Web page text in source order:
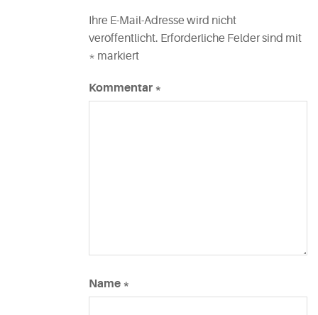
Ihre E-Mail-Adresse wird nicht
veröffentlicht. Erforderliche Felder sind mit
* markiert
Kommentar *
Name *